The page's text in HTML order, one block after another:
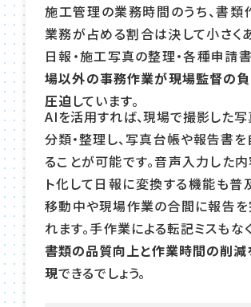
施工管理の業務時間のうち、書類
業務が占める割合は決して小さく
日報・施工写真の整理・各種申請
場以外の事務作業が現場監督の負
圧迫しています。
AIを活用すれば、現場で撮影した
分類・整理し、写真台帳や報告書
ることが可能です。音声入力した
ト化して日報に変換する機能も普
移動中や現場作業の合間に報告を
れます。手作業による転記ミスもな
書類の品質向上と作業時間の削減
現できるでしょう。